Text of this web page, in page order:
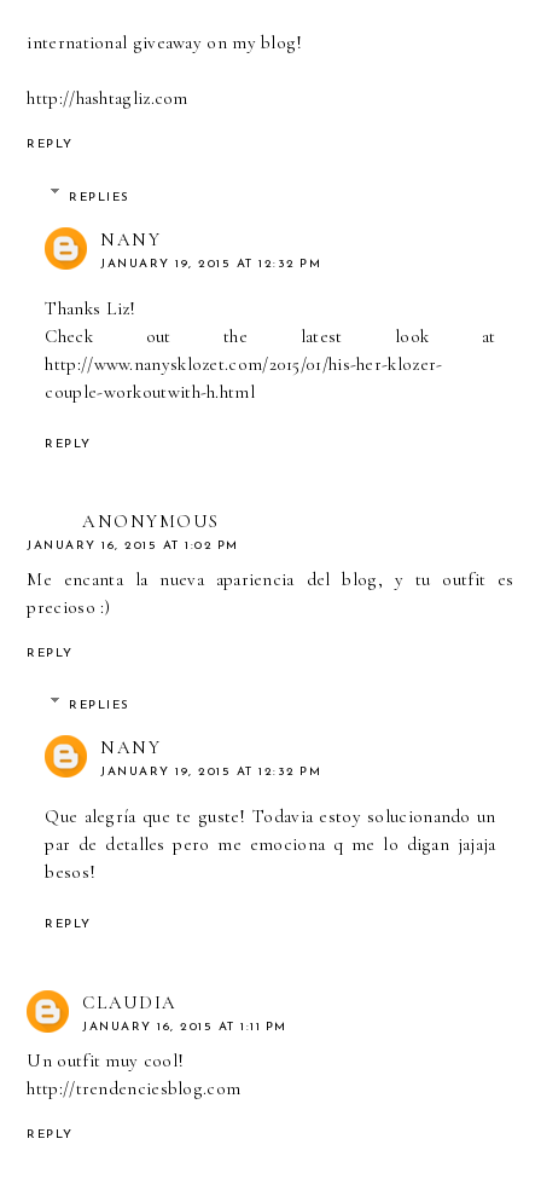
international giveaway on my blog!
http://hashtagliz.com
REPLY
REPLIES
NANY
JANUARY 19, 2015 AT 12:32 PM
Thanks Liz!
Check out the latest look at
http://www.nanysklozet.com/2015/01/his-her-klozer-
couple-workoutwith-h.html
REPLY
ANONYMOUS
JANUARY 16, 2015 AT 1:02 PM
Me encanta la nueva apariencia del blog, y tu outfit es
precioso :)
REPLY
REPLIES
NANY
JANUARY 19, 2015 AT 12:32 PM
Que alegría que te guste! Todavia estoy solucionando un
par de detalles pero me emociona q me lo digan jajaja
besos!
REPLY
CLAUDIA
JANUARY 16, 2015 AT 1:11 PM
Un outfit muy cool!
http://trendenciesblog.com
REPLY